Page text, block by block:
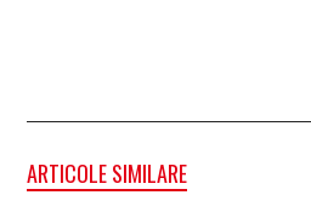
ARTICOLE SIMILARE